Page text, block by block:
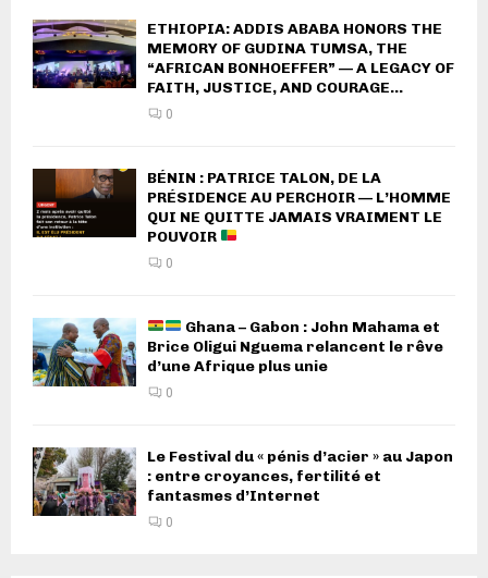
ETHIOPIA: ADDIS ABABA HONORS THE
MEMORY OF GUDINA TUMSA, THE
“AFRICAN BONHOEFFER” — A LEGACY OF
FAITH, JUSTICE, AND COURAGE...
0
BÉNIN : PATRICE TALON, DE LA
PRÉSIDENCE AU PERCHOIR — L’HOMME
QUI NE QUITTE JAMAIS VRAIMENT LE
POUVOIR
0
Ghana – Gabon : John Mahama et
Brice Oligui Nguema relancent le rêve
d’une Afrique plus unie
0
Le Festival du « pénis d’acier » au Japon
: entre croyances, fertilité et
fantasmes d’Internet
0